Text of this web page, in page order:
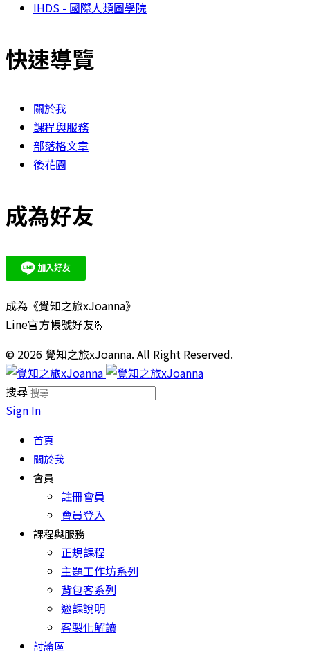
IHDS - 國際人類圖學院
快速導覽
關於我
課程與服務
部落格文章
後花園
成為好友
成為《覺知之旅xJoanna》
Line官方帳號好友🫰
© 2026 覺知之旅xJoanna. All Right Reserved.
搜尋
Sign In
首頁
關於我
會員
註冊會員
會員登入
課程與服務
正規課程
主題工作坊系列
背包客系列
邀課說明
客製化解讀
討論區